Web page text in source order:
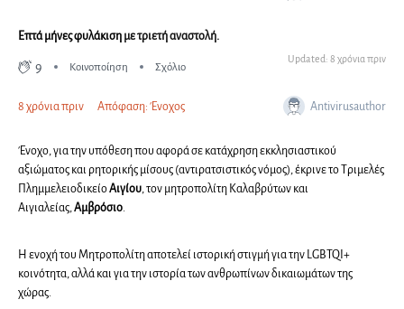
Επτά μήνες φυλάκιση με τριετή αναστολή.
Updated: 8 χρόνια πριν
9 Κοινοποίηση Σχόλιο
8 χρόνια πριν Απόφαση: Ένοχος Antivirusauthor
Ένοχο, για την υπόθεση που αφορά σε κατάχρηση εκκλησιαστικού
αξιώματος και ρητορικής μίσους (αντιρατσιστικός νόμος), έκρινε το Τριμελές
ΠλημμελειοδικείοΑιγίου, τον μητροπολίτη Καλαβρύτων και
Αιγιαλείας,Αμβρόσιο.
Η ενοχή του Μητροπολίτη αποτελεί ιστορική στιγμή για την LGBTQI+
κοινότητα, αλλά και για την ιστορία των ανθρωπίνων δικαιωμάτων της
χώρας.